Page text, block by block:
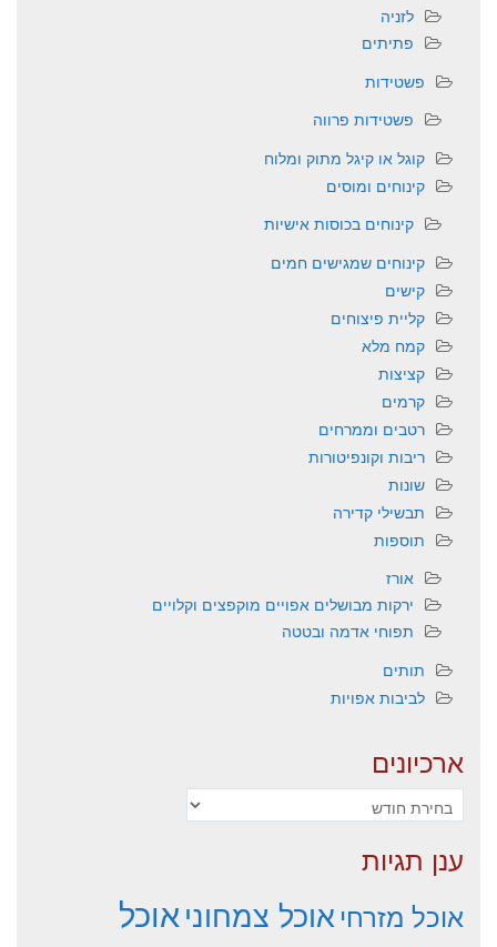
לזניה
פתיתים
פשטידות
פשטידות פרווה
קוגל או קיגל מתוק ומלוח
קינוחים ומוסים
קינוחים בכוסות אישיות
קינוחים שמגישים חמים
קישים
קליית פיצוחים
קמח מלא
קציצות
קרמים
רטבים וממרחים
ריבות וקונפיטורות
שונות
תבשילי קדירה
תוספות
אורז
ירקות מבושלים אפויים מוקפצים וקלויים
תפוחי אדמה ובטטה
תותים
לביבות אפויות
ארכיונים
ארכיונים
ענן תגיות
אוכל מזרחיאוכל צמחוניאוכל